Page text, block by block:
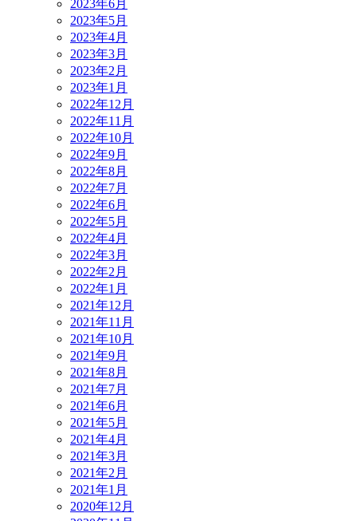
2023年6月
2023年5月
2023年4月
2023年3月
2023年2月
2023年1月
2022年12月
2022年11月
2022年10月
2022年9月
2022年8月
2022年7月
2022年6月
2022年5月
2022年4月
2022年3月
2022年2月
2022年1月
2021年12月
2021年11月
2021年10月
2021年9月
2021年8月
2021年7月
2021年6月
2021年5月
2021年4月
2021年3月
2021年2月
2021年1月
2020年12月